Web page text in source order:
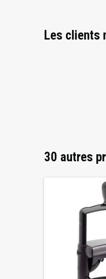
Les clients
30 autres